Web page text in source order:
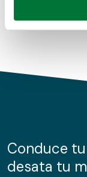
Obtenga más
de cookies.
información
nuestros
Conduce
desata tu